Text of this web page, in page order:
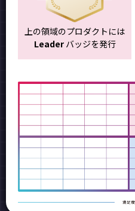
上の領域のプロダクトには
Leaderバッジを発行